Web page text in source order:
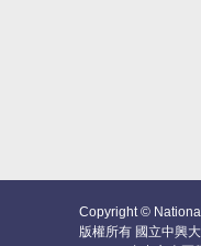
Copyright ©
版權所有 國立中興